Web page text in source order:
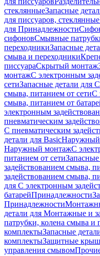
стеклянныеЗапасные
для писсуаров, стеклянные
для Принадлежности
сифоновСмывные
переходникиЗапасные
смыва и переходники
писсуараСкрытый монтаж
монтажС электронным
сетиЗапасные детали для
смыва, питанием от сетиС
смыва, питанием от
электронным
пневматическим
С пневматическим
детали для Basic
Наружный монтажС
питанием от сети
задействованием смыва,
задействованием смыва,
для С электронным
батарейПринадлежности
Принадлежности
детали для Монтажные и
патрубки, колена смыва и
комплектыЗапасные
комплектыЗащитные
управления смывом